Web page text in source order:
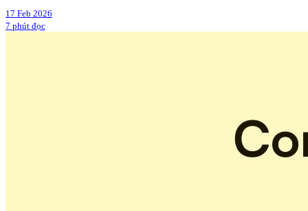
17 Feb 2026
7 phút đọc